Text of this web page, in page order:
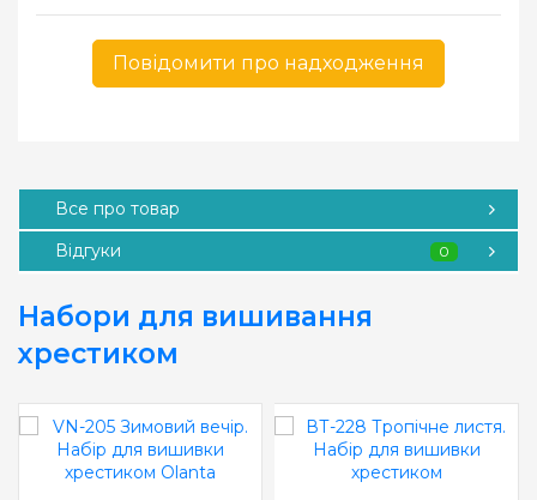
Повідомити про надходження
Все про товар
Відгуки
0
Набори для вишивання
хрестиком